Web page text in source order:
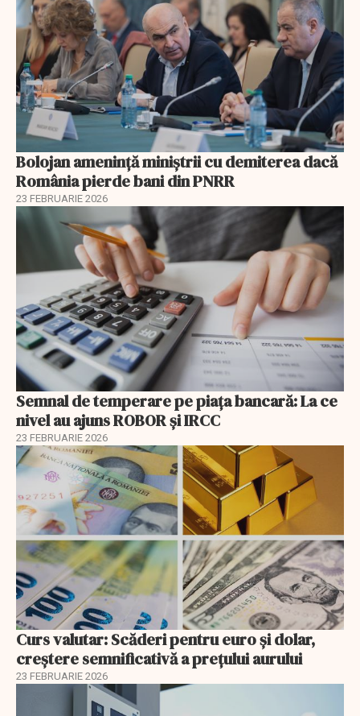
Bolojan amenință miniștrii cu demiterea dacă
România pierde bani din PNRR
23 FEBRUARIE 2026
Semnal de temperare pe piața bancară: La ce
nivel au ajuns ROBOR şi IRCC
23 FEBRUARIE 2026
Curs valutar: Scăderi pentru euro și dolar,
creștere semnificativă a prețului aurului
23 FEBRUARIE 2026